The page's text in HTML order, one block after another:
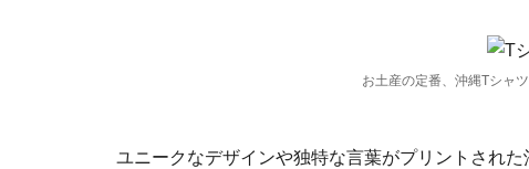
お土産の定番、沖縄Tシャ
ユニークなデザインや独特な言葉がプリントされ